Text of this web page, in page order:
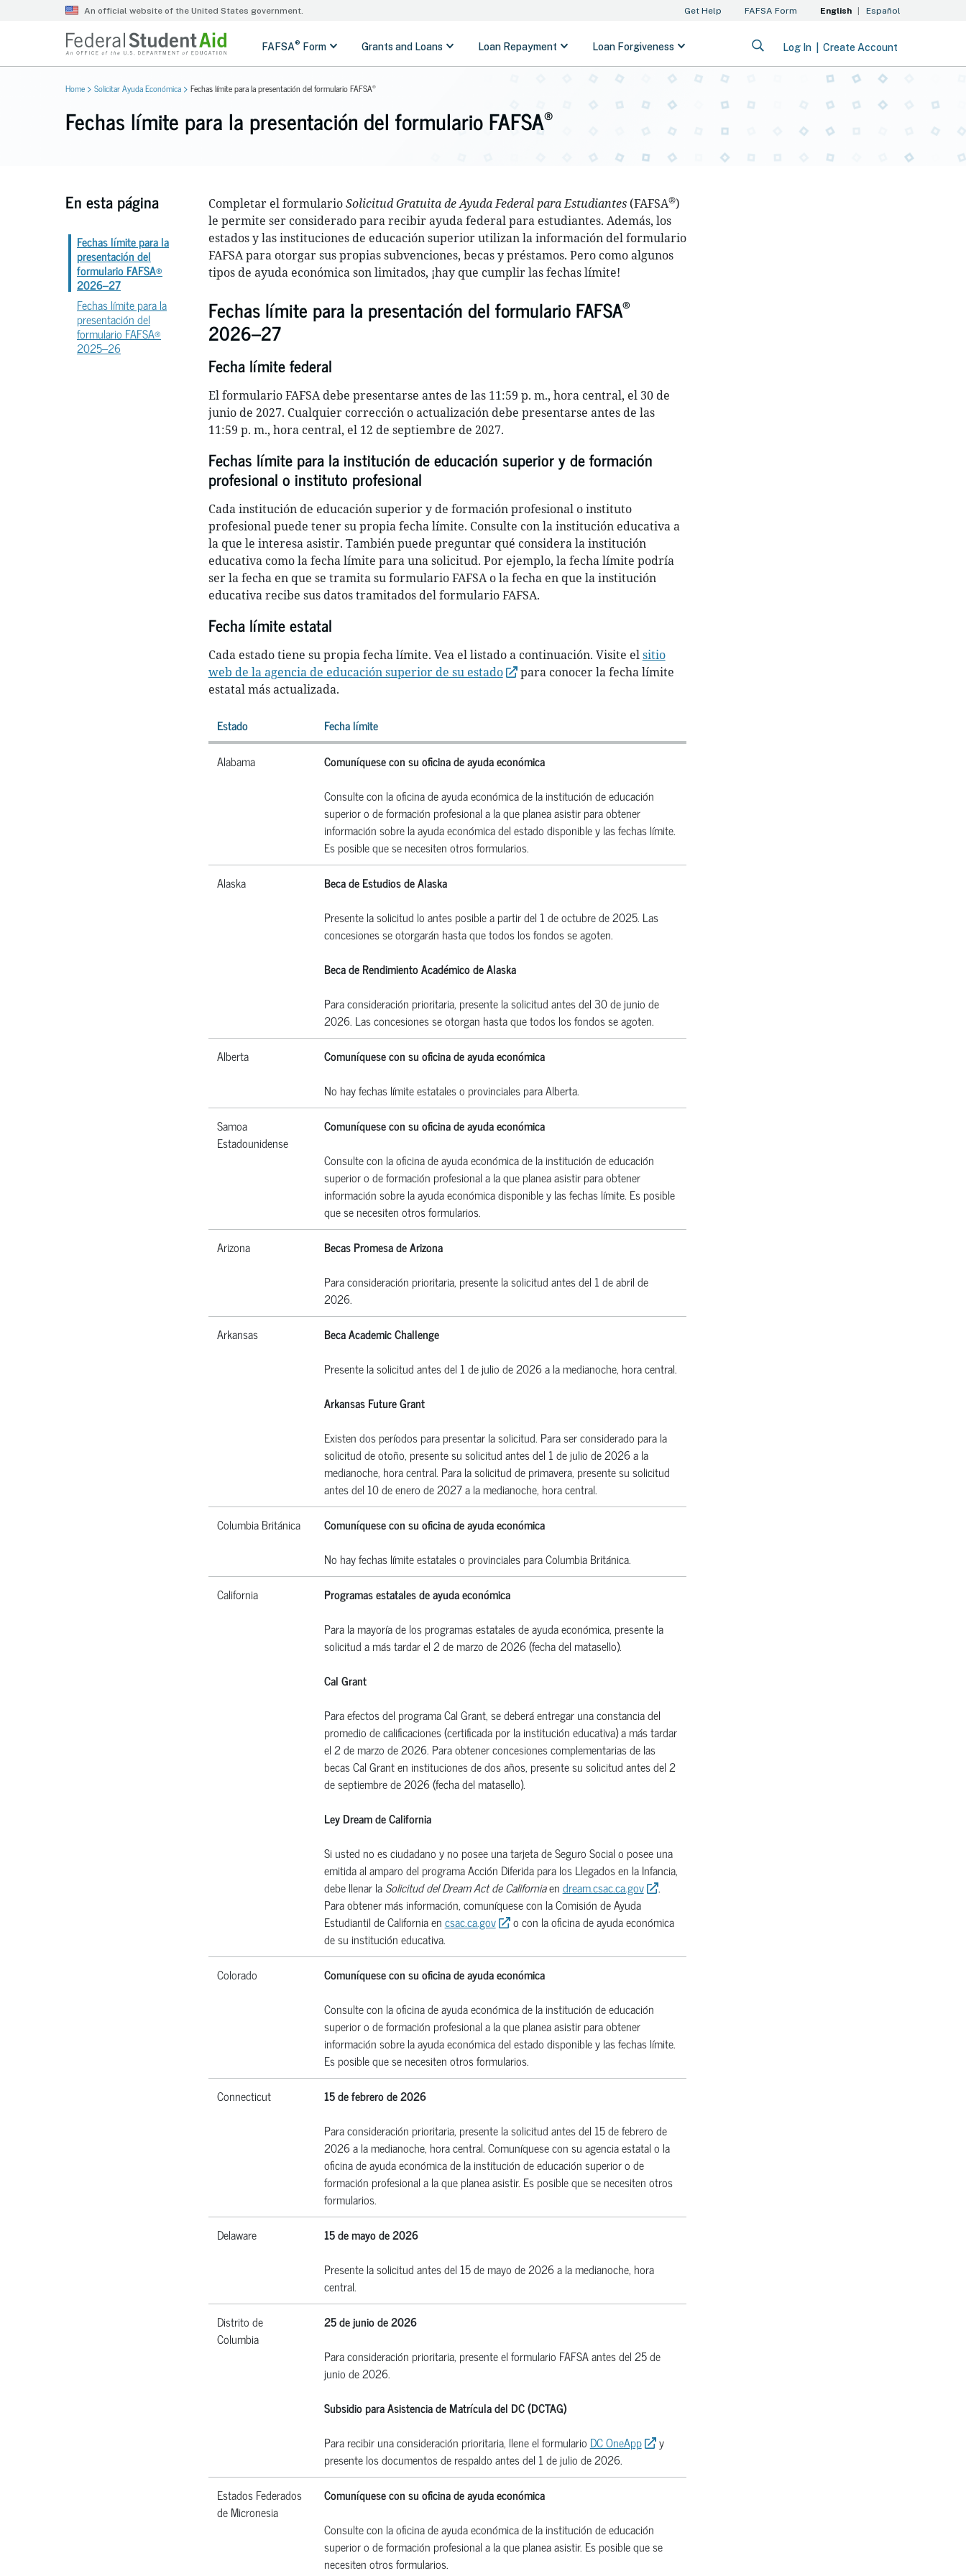
Home Solicitar Ayuda Económica Fechas límite para la presentación del formulario FAFSA®
Fechas límite para la presentación del formulario FAFSA®
En esta página
Fechas límite para la
presentación del
formulario FAFSA®
2026–27
Fechas límite para la
presentación del
formulario FAFSA®
2025–26
Completar el formularioSolicitud Gratuita de Ayuda Federal para Estudiantes(FAFSA®)
le permite ser considerado para recibir ayuda federal para estudiantes. Además, los
estados y las instituciones de educación superior utilizan la información del formulario
FAFSA para otorgar sus propias subvenciones, becas y préstamos. Pero como algunos
tipos de ayuda económica son limitados, ¡hay que cumplir las fechas límite!
Fechas límite para la presentación del formulario FAFSA®
2026–27
Fecha límite federal
El formulario FAFSA debe presentarse antes de las 11:59 p. m., hora central, el 30 de
junio de 2027. Cualquier corrección o actualización debe presentarse antes de las
11:59 p. m., hora central, el 12 de septiembre de 2027.
Fechas límite para la institución de educación superior y de formación
profesional o instituto profesional
Cada institución de educación superior y de formación profesional o instituto
profesional puede tener su propia fecha límite. Consulte con la institución educativa a
la que le interesa asistir. También puede preguntar qué considera la institución
educativa como la fecha límite para una solicitud. Por ejemplo, la fecha límite podría
ser la fecha en que se tramita su formulario FAFSA o la fecha en que la institución
educativa recibe sus datos tramitados del formulario FAFSA.
Fecha límite estatal
Cada estado tiene su propia fecha límite. Vea el listado a continuación. Visite elsitio
web de la agencia de educación superior de su estado
para conocer la fecha límite
estatal más actualizada.
Estado
Fecha límite
Alabama
Comuníquese con su oficina de ayuda económica
Consulte con la oficina de ayuda económica de la institución de educación
superior o de formación profesional a la que planea asistir para obtener
información sobre la ayuda económica del estado disponible y las fechas límite.
Es posible que se necesiten otros formularios.
Alaska
Beca de Estudios de Alaska
Presente la solicitud lo antes posible a partir del 1 de octubre de 2025. Las
concesiones se otorgarán hasta que todos los fondos se agoten.
Beca de Rendimiento Académico de Alaska
Para consideración prioritaria, presente la solicitud antes del 30 de junio de
2026. Las concesiones se otorgan hasta que todos los fondos se agoten.
Alberta
Comuníquese con su oficina de ayuda económica
No hay fechas límite estatales o provinciales para Alberta.
Samoa
Estadounidense
Comuníquese con su oficina de ayuda económica
Consulte con la oficina de ayuda económica de la institución de educación
superior o de formación profesional a la que planea asistir para obtener
información sobre la ayuda económica disponible y las fechas límite. Es posible
que se necesiten otros formularios.
Arizona
Becas Promesa de Arizona
Para consideración prioritaria, presente la solicitud antes del 1 de abril de
2026.
Arkansas
Beca Academic Challenge
Presente la solicitud antes del 1 de julio de 2026 a la medianoche, hora central.
Arkansas Future Grant
Existen dos períodos para presentar la solicitud. Para ser considerado para la
solicitud de otoño, presente su solicitud antes del 1 de julio de 2026 a la
medianoche, hora central. Para la solicitud de primavera, presente su solicitud
antes del 10 de enero de 2027 a la medianoche, hora central.
Columbia Británica
Comuníquese con su oficina de ayuda económica
No hay fechas límite estatales o provinciales para Columbia Británica.
California
Programas estatales de ayuda económica
Para la mayoría de los programas estatales de ayuda económica, presente la
solicitud a más tardar el 2 de marzo de 2026 (fecha del matasello).
Cal Grant
Para efectos del programa Cal Grant, se deberá entregar una constancia del
promedio de calificaciones (certificada por la institución educativa) a más tardar
el 2 de marzo de 2026. Para obtener concesiones complementarias de las
becas Cal Grant en instituciones de dos años, presente su solicitud antes del 2
de septiembre de 2026 (fecha del matasello).
Ley Dream de California
Si usted no es ciudadano y no posee una tarjeta de Seguro Social o posee una
emitida al amparo del programa Acción Diferida para los Llegados en la Infancia,
debe llenar laSolicitud del Dream Act de Californiaendream.csac.ca.gov
.
Para obtener más información, comuníquese con la Comisión de Ayuda
Estudiantil de California encsac.ca.gov
o con la oficina de ayuda económica
de su institución educativa.
Colorado
Comuníquese con su oficina de ayuda económica
Consulte con la oficina de ayuda económica de la institución de educación
superior o de formación profesional a la que planea asistir para obtener
información sobre la ayuda económica del estado disponible y las fechas límite.
Es posible que se necesiten otros formularios.
Connecticut
15 de febrero de 2026
Para consideración prioritaria, presente la solicitud antes del 15 de febrero de
2026 a la medianoche, hora central. Comuníquese con su agencia estatal o la
oficina de ayuda económica de la institución de educación superior o de
formación profesional a la que planea asistir. Es posible que se necesiten otros
formularios.
Delaware
15 de mayo de 2026
Presente la solicitud antes del 15 de mayo de 2026 a la medianoche, hora
central.
Distrito de
Columbia
25 de junio de 2026
Para consideración prioritaria, presente el formulario FAFSA antes del 25 de
junio de 2026.
Subsidio para Asistencia de Matrícula del DC (DCTAG)
Para recibir una consideración prioritaria, llene el formulario DC OneApp
y
presente los documentos de respaldo antes del 1 de julio de 2026.
Estados Federados
de Micronesia
Comuníquese con su oficina de ayuda económica
Consulte con la oficina de ayuda económica de la institución de educación
superior o de formación profesional a la que planea asistir. Es posible que se
necesiten otros formularios.